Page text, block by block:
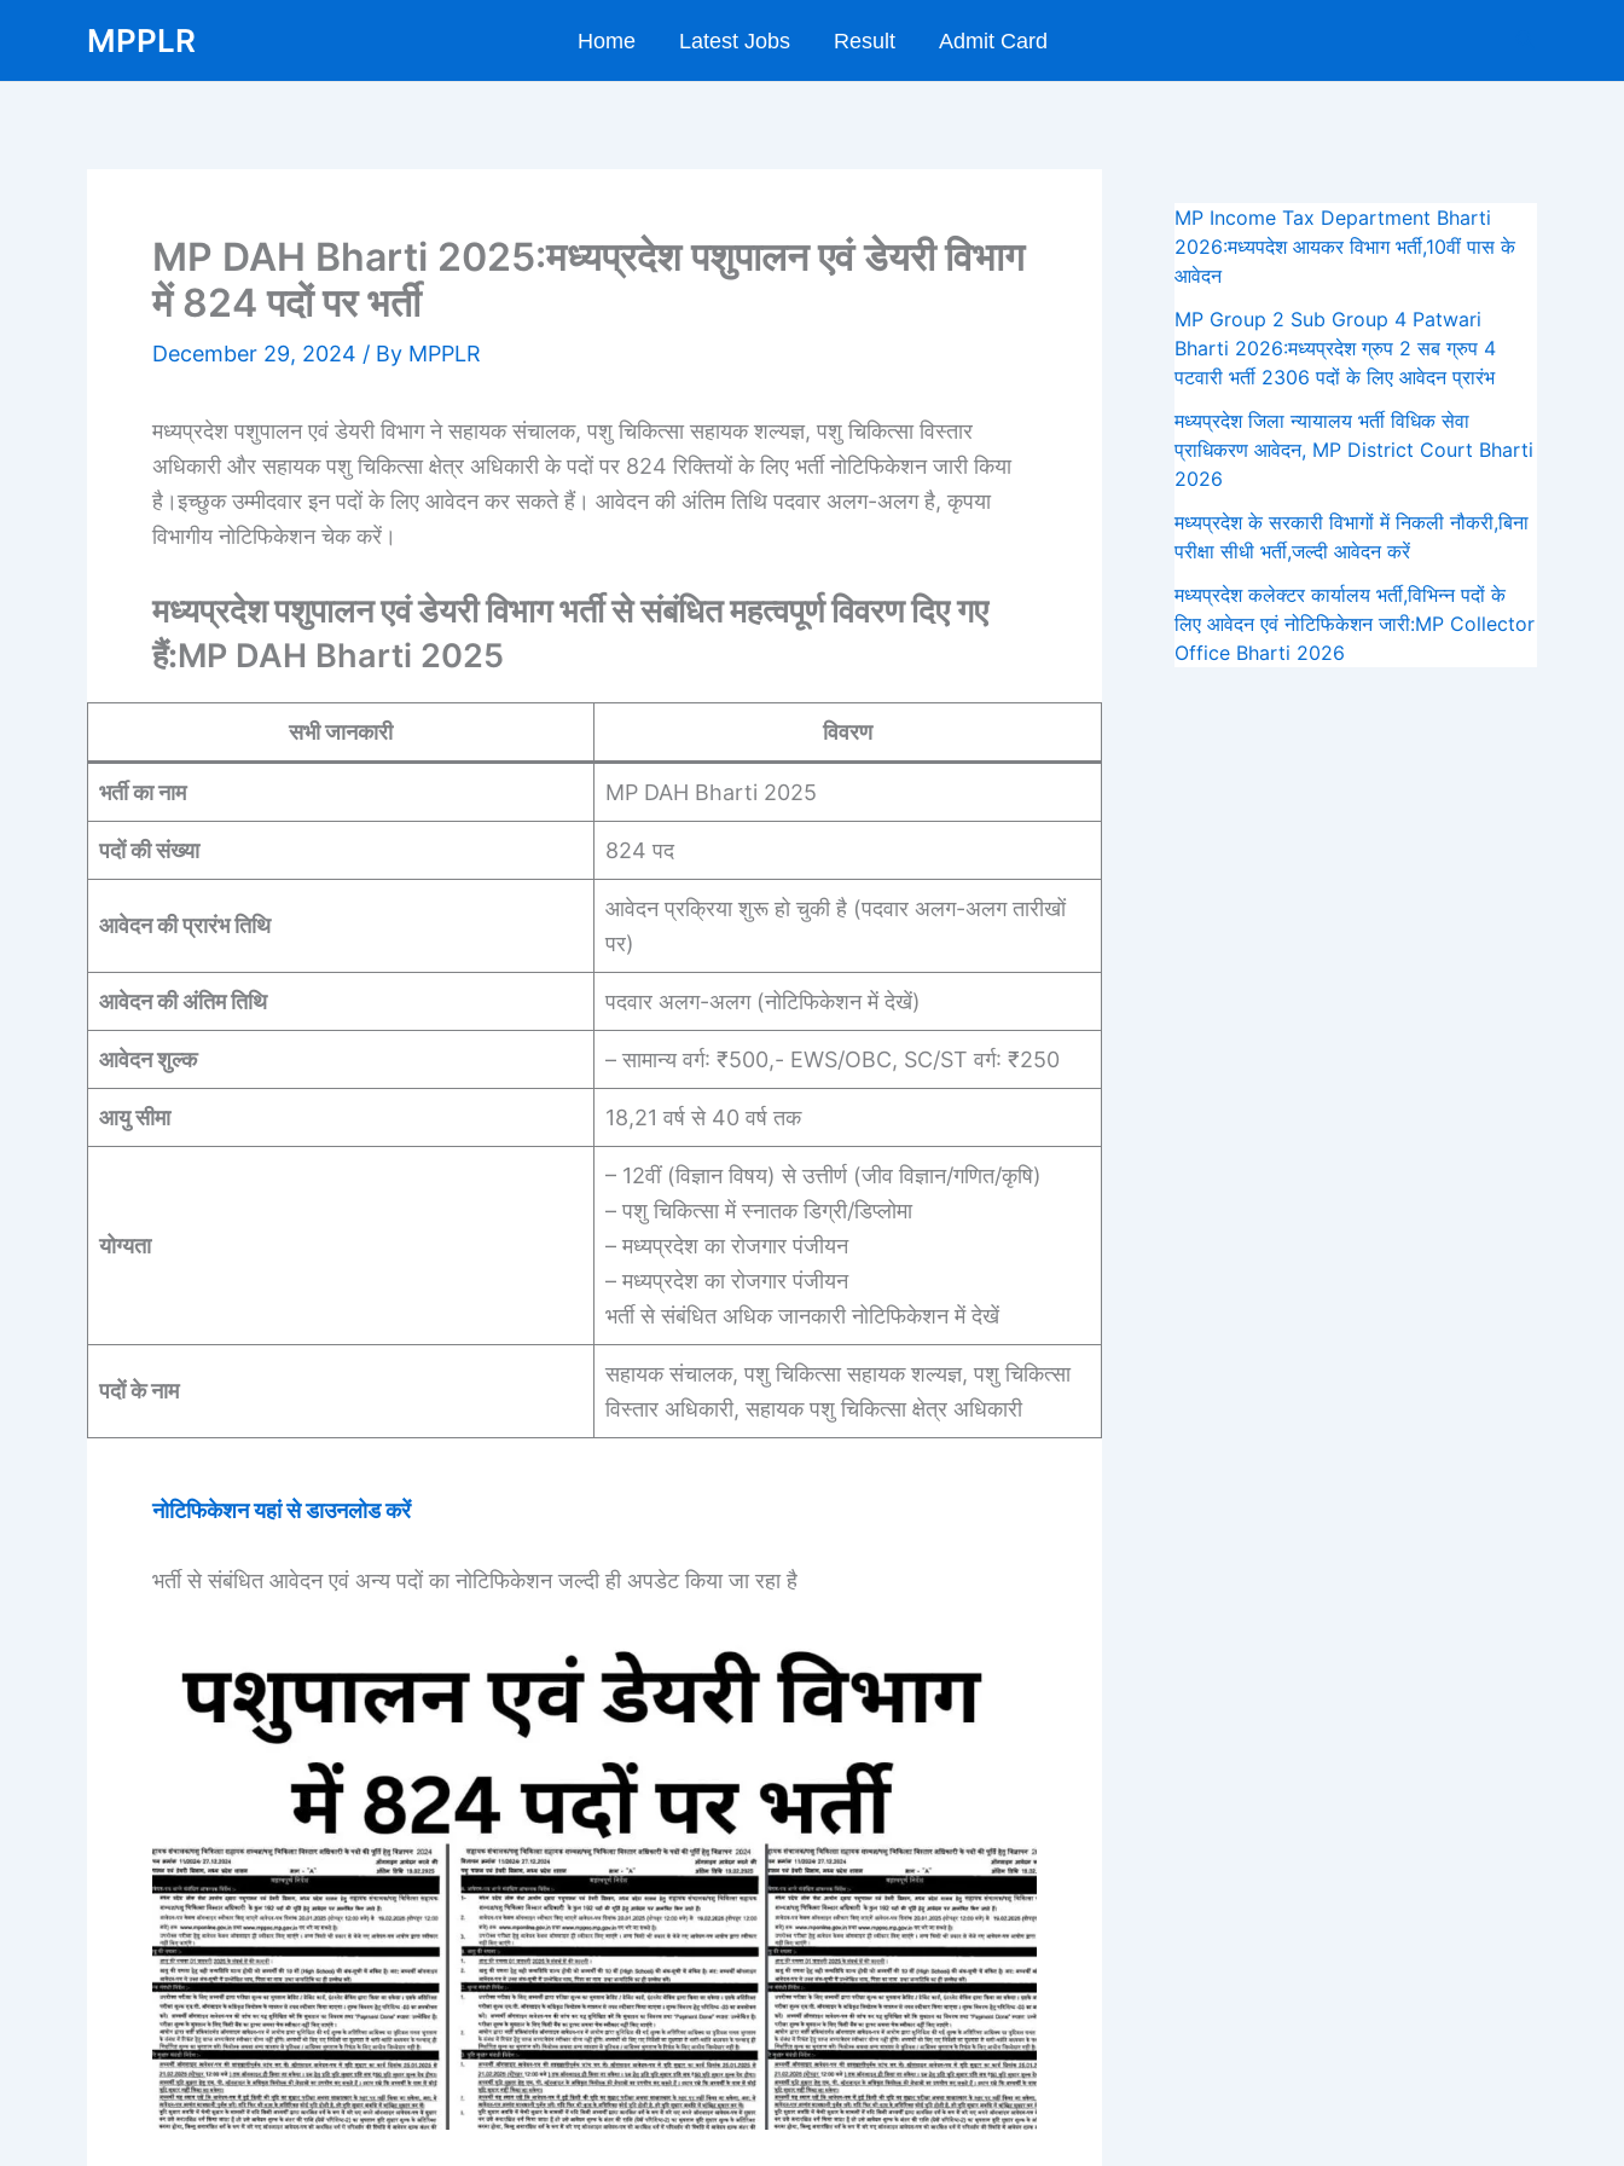
content
MPPLR Home Latest Jobs Result Admit Card
MP DAH Bharti 2025:मध्यप्रदेश पशुपालन एवं डेयरी विभाग
में 824 पदों पर भर्ती
December 29, 2024 / By MPPLR
मध्यप्रदेश पशुपालन एवं डेयरी विभाग ने सहायक संचालक, पशु चिकित्सा सहायक शल्यज्ञ, पशु चिकित्सा विस्तार
अधिकारी और सहायक पशु चिकित्सा क्षेत्र अधिकारी के पदों पर 824 रिक्तियों के लिए भर्ती नोटिफिकेशन जारी किया
है।इच्छुक उम्मीदवार इन पदों के लिए आवेदन कर सकते हैं। आवेदन की अंतिम तिथि पदवार अलग-अलग है, कृपया
विभागीय नोटिफिकेशन चेक करें।
मध्यप्रदेश पशुपालन एवं डेयरी विभाग भर्ती से संबंधित महत्वपूर्ण विवरण दिए गए
हैं:MP DAH Bharti 2025
सभी जानकारी विवरण
भर्ती का नाम MP DAH Bharti 2025
पदों की संख्या 824 पद
आवेदन की प्रारंभ तिथि
आवेदन प्रक्रिया शुरू हो चुकी है (पदवार अलग-अलग तारीखों
पर)
आवेदन की अंतिम तिथि पदवार अलग-अलग (नोटिफिकेशन में देखें)
आवेदन शुल्क – सामान्य वर्ग: ₹500,- EWS/OBC, SC/ST वर्ग: ₹250
आयु सीमा 18,21 वर्ष से 40 वर्ष तक
योग्यता
– 12वीं (विज्ञान विषय) से उत्तीर्ण (जीव विज्ञान/गणित/कृषि)
– पशु चिकित्सा में स्नातक डिग्री/डिप्लोमा
– मध्यप्रदेश का रोजगार पंजीयन
– मध्यप्रदेश का रोजगार पंजीयन
भर्ती से संबंधित अधिक जानकारी नोटिफिकेशन में देखें
पदों के नाम
सहायक संचालक, पशु चिकित्सा सहायक शल्यज्ञ, पशु चिकित्सा
विस्तार अधिकारी, सहायक पशु चिकित्सा क्षेत्र अधिकारी
नोटिफिकेशन यहां से डाउनलोड करें
भर्ती से संबंधित आवेदन एवं अन्य पदों का नोटिफिकेशन जल्दी ही अपडेट किया जा रहा है
MP Income Tax Department Bharti
2026:मध्‍यपदेश आयकर विभाग भर्ती,10वीं पास के
आवेदन
MP Group 2 Sub Group 4 Patwari
Bharti 2026:मध्यप्रदेश ग्रुप 2 सब ग्रुप 4
पटवारी भर्ती 2306 पदों के लिए आवेदन प्रारंभ
मध्‍यप्रदेश जिला न्यायालय भर्ती विधिक सेवा
प्राधिकरण आवेदन, MP District Court Bharti
2026
मध्यप्रदेश के सरकारी विभागों में निकली नौकरी,बिना
परीक्षा सीधी भर्ती,जल्दी आवेदन करें
मध्यप्रदेश कलेक्टर कार्यालय भर्ती,विभिन्न पदों के
लिए आवेदन एवं नोटिफिकेशन जारी:MP Collector
Office Bharti 2026